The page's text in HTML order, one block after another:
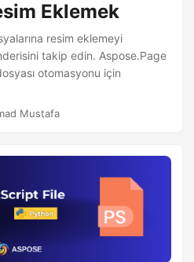
Eklemek
resim eklemeyi
takip edin. Aspose.Page
otomasyonu için
Mustafa